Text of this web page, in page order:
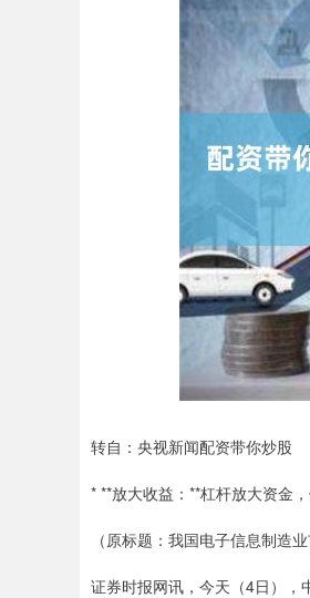
转自：央视新闻配资带你炒股
* **放大收益：**杠杆放大资金
（原标题：我国电子信息制造
证券时报网讯，今天（4日），